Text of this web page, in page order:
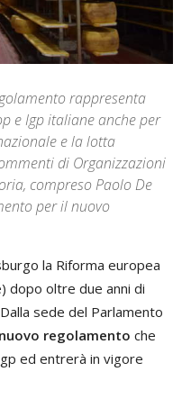
rappresenta
e Igp italiane anche per
e la lotta
di Organizzazioni
compreso Paolo De
per il nuovo
la Riforma europea
dopo oltre due anni di
sede del Parlamento
regolamento che
ed entrerà in vigore